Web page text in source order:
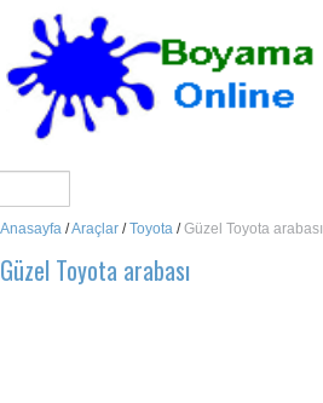
Anasayfa /Araçlar /Toyota /Güzel Toyota arabası
Güzel Toyota arabası